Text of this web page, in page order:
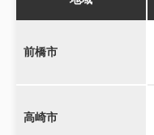
前橋市
高崎市